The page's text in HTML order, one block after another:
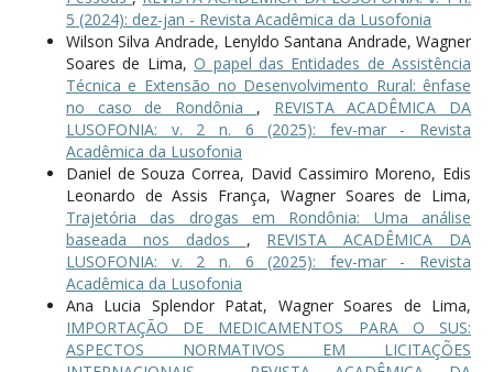
5 (2024): dez-jan - Revista Acadêmica da Lusofonia
Wilson Silva Andrade, Lenyldo Santana Andrade, Wagner
Soares de Lima,O papel das Entidades de Assistência
Técnica e Extensão no Desenvolvimento Rural: ênfase
no caso de Rondônia , REVISTA ACADÊMICA DA
LUSOFONIA: v. 2 n. 6 (2025): fev-mar - Revista
Acadêmica da Lusofonia
Daniel de Souza Correa, David Cassimiro Moreno, Edis
Leonardo de Assis França, Wagner Soares de Lima,
Trajetória das drogas em Rondônia: Uma análise
baseada nos dados , REVISTA ACADÊMICA DA
LUSOFONIA: v. 2 n. 6 (2025): fev-mar - Revista
Acadêmica da Lusofonia
Ana Lucia Splendor Patat, Wagner Soares de Lima,
IMPORTAÇÃO DE MEDICAMENTOS PARA O SUS:
ASPECTOS NORMATIVOS EM LICITAÇÕES